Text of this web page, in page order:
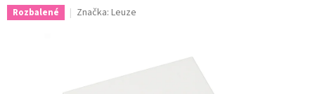
Rozbalené Značka: Leuze